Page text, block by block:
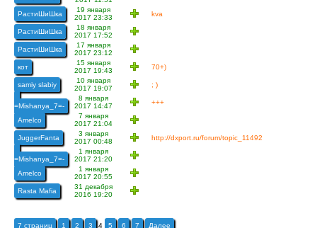
РастиШиШка
19 января
2017 23:33
kva
РастиШиШка
18 января
2017 17:52
РастиШиШка
17 января
2017 23:12
кот
15 января
2017 19:43
70+)
samiy slabiy
10 января
2017 19:07
; )
=Mishanya_7=-
8 января
2017 14:47
+++
Amelco
7 января
2017 21:04
JuggerFanta
3 января
2017 00:48
http://dxport.ru/forum/topic_11492
=Mishanya_7=-
1 января
2017 21:20
Amelco
1 января
2017 20:55
Rasta Mafia
31 декабря
2016 19:20
7 страниц 1 2 3 4 5 6 7 Далее